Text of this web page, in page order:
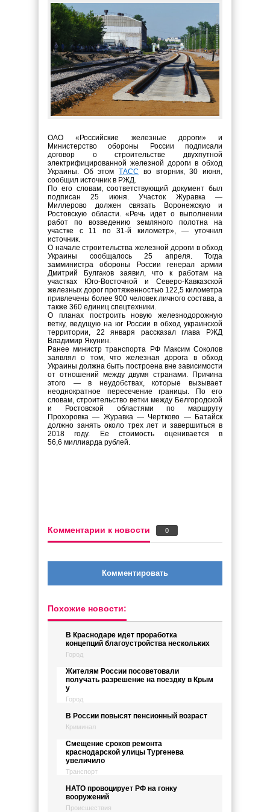
ОАО «Российские железные дороги» и
Министерство обороны России подписали
договор о строительстве двухпутной
электрифицированной железной дороги в обход
Украины. Об этомТАСС во вторник, 30 июня,
сообщил источник в РЖД.
По его словам, соответствующий документ был
подписан 25 июня. Участок Журавка —
Миллерово должен связать Воронежскую и
Ростовскую области. «Речь идет о выполнении
работ по возведению земляного полотна на
участке с 11 по 31-й километр», — уточнил
источник.
О начале строительства железной дороги в обход
Украины сообщалось 25 апреля. Тогда
замминистра обороны России генерал армии
Дмитрий Булгаков заявил, что к работам на
участках Юго-Восточной и Северо-Кавказской
железных дорог протяженностью 122,5 километра
привлечены более 900 человек личного состава, а
также 360 единиц спецтехники.
О планах построить новую железнодорожную
ветку, ведущую на юг России в обход украинской
территории, 22 января рассказал глава РЖД
Владимир Якунин.
Ранее министр транспорта РФ Максим Соколов
заявлял о том, что железная дорога в обход
Украины должна быть построена вне зависимости
от отношений между двумя странами. Причина
этого — в неудобствах, которые вызывает
неоднократное пересечение границы. По его
словам, строительство ветки между Белгородской
и Ростовской областями по маршруту
Прохоровка — Журавка — Чертково — Батайск
должно занять около трех лет и завершиться в
2018 году. Ее стоимость оценивается в
56,6 миллиарда рублей.
Комментарии к новости 0
Комментировать
Похожие новости:
В Краснодаре идет проработка
концепций благоустройства нескольких
Город
Жителям России посоветовали
получать разрешение на поездку в Крым
у
Город
В России повысят пенсионный возраст
Криминал
Смещение сроков ремонта
краснодарской улицы Тургенева
увеличило
Транспорт
НАТО провоцирует РФ на гонку
вооружений
Происшествия